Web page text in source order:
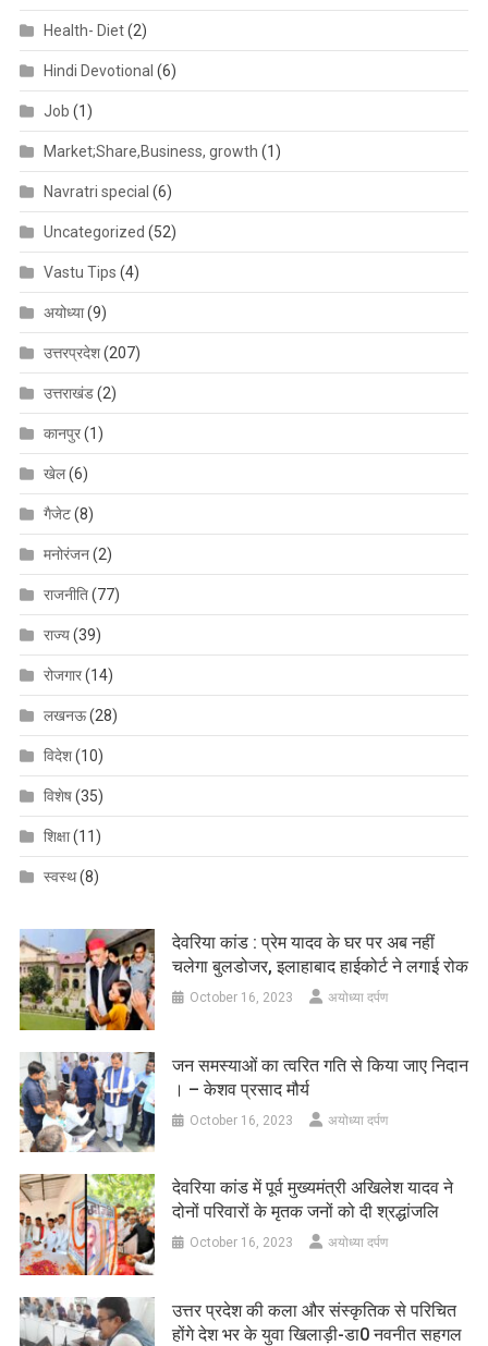
Health- Diet(2)
Hindi Devotional (6)
Job (1)
Market;Share,Business, growth (1)
Navratri special (6)
Uncategorized (52)
Vastu Tips (4)
अयोध्या(9)
उत्तरप्रदेश(207)
उत्तराखंड(2)
कानपुर(1)
खेल(6)
गैजेट(8)
मनोरंजन(2)
राजनीति(77)
राज्य(39)
रोजगार(14)
लखनऊ(28)
विदेश(10)
विशेष(35)
शिक्षा(11)
स्वस्थ(8)
देवरिया कांड : प्रेम यादव के घर पर अब नहीं
चलेगा बुलडोजर, इलाहाबाद हाईकोर्ट ने लगाई रोक
October 16, 2023 अयोध्या दर्पण
जन समस्याओं का त्वरित गति से किया जाए निदान
। – केशव प्रसाद मौर्य
October 16, 2023 अयोध्या दर्पण
देवरिया कांड में पूर्व मुख्यमंत्री अखिलेश यादव ने
दोनों परिवारों के मृतक जनों को दी श्रद्धांजलि
October 16, 2023 अयोध्या दर्पण
उत्तर प्रदेश की कला और संस्कृतिक से परिचित
होंगे देश भर के युवा खिलाड़ी-डा0 नवनीत सहगल